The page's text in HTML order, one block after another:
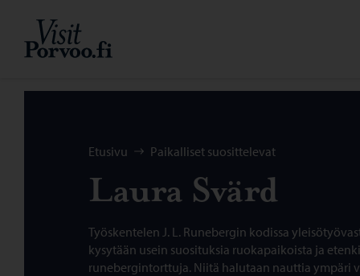
Selaa:
Etusivu Paikalliset suosittelevat
Laura Svärd
Työskentelen J. L. Runebergin kodissa
kysytään usein suosituksia ruokapaikoista ja
runebergintorttuja. Niitä halutaan nauttia ympäri